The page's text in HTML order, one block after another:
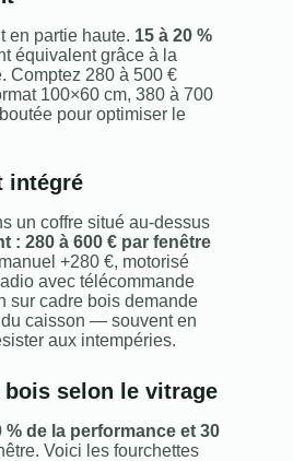
en partie haute. 15 à 20 %
équivalent grâce à la
Comptez 280 à 500 €
100×60 cm, 380 à 700
pour optimiser le
intégré
un coffre situé au-dessus
: 280 à 600 € par fenêtre
+280 €, motorisé
avec télécommande
sur cadre bois demande
caisson — souvent en
aux intempéries.
selon le vitrage
% de la performance et 30
Voici les fourchettes